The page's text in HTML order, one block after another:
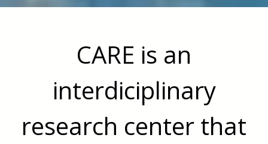
CARE is an
interdiciplinary
research center that